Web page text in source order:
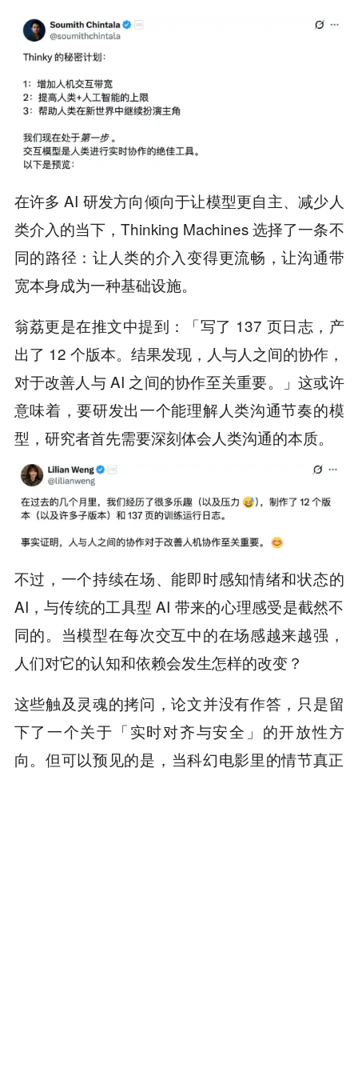
在许多 AI 研发方向倾向于让模型更自主、减少人
类介入的当下，Thinking Machines 选择了一条不
同的路径：让人类的介入变得更流畅，让沟通带
宽本身成为一种基础设施。
翁荔更是在推文中提到：「写了 137 页日志，产
出了 12 个版本。结果发现，人与人之间的协作，
对于改善人与 AI 之间的协作至关重要。」这或许
意味着，要研发出一个能理解人类沟通节奏的模
型，研究者首先需要深刻体会人类沟通的本质。
不过，一个持续在场、能即时感知情绪和状态的
AI，与传统的工具型 AI 带来的心理感受是截然不
同的。当模型在每次交互中的在场感越来越强，
人们对它的认知和依赖会发生怎样的改变？
这些触及灵魂的拷问，论文并没有作答，只是留
下了一个关于「实时对齐与安全」的开放性方
向。但可以预见的是， 当科幻电影里的情节真正